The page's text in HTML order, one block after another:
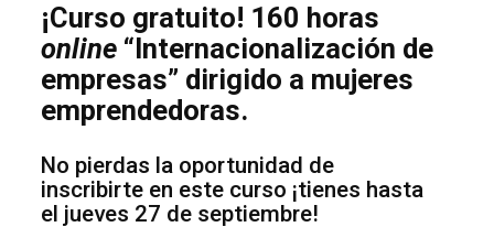
¡Curso gratuito! 160 horas
online “Internacionalización de
empresas” dirigido a mujeres
emprendedoras.
No pierdas la oportunidad de
inscribirte en este curso ¡tienes hasta
el jueves 27 de septiembre!